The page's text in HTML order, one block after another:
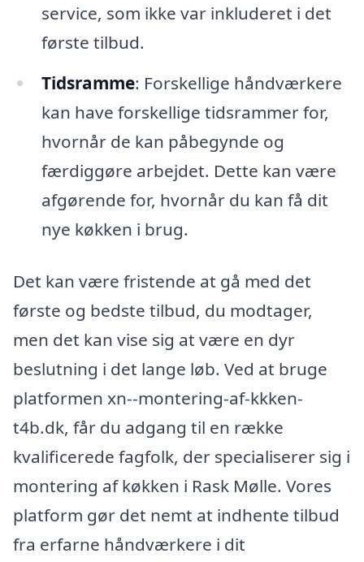
service, som ikke var inkluderet i det
første tilbud.
Tidsramme: Forskellige håndværkere
kan have forskellige tidsrammer for,
hvornår de kan påbegynde og
færdiggøre arbejdet. Dette kan være
afgørende for, hvornår du kan få dit
nye køkken i brug.
Det kan være fristende at gå med det
første og bedste tilbud, du modtager,
men det kan vise sig at være en dyr
beslutning i det lange løb. Ved at bruge
platformen xn--montering-af-kkken-
t4b.dk, får du adgang til en række
kvalificerede fagfolk, der specialiserer sig i
montering af køkken i Rask Mølle. Vores
platform gør det nemt at indhente tilbud
fra erfarne håndværkere i dit